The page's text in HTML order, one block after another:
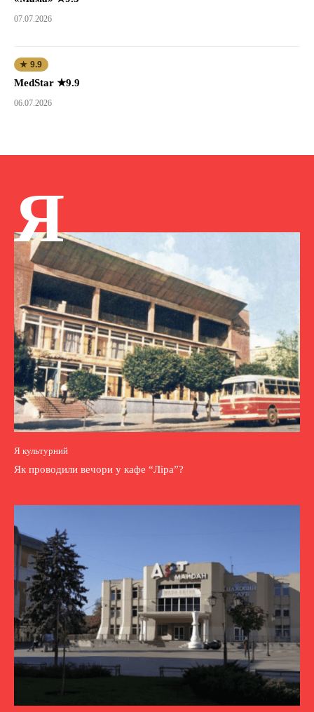
07.07.2026
★ 9.9
MedStar ★9.9
06.07.2026
Я
Я культурний
Як проводили вечори у кафе “Ліра”?